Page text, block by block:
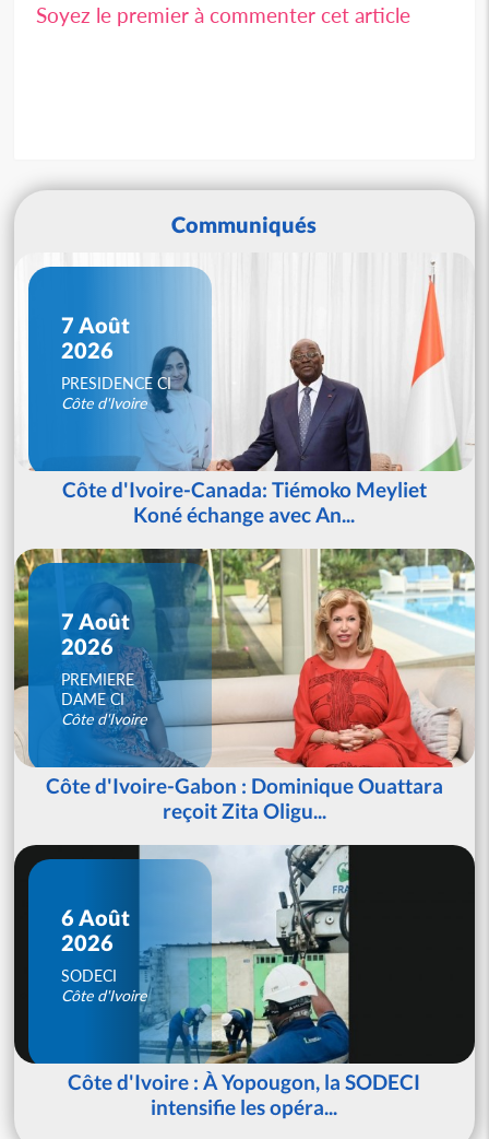
Soyez le premier à commenter cet article
Communiqués
7 Août
2026
PRESIDENCE CI
Côte d'Ivoire
Côte d'Ivoire-Canada: Tiémoko Meyliet
Koné échange avec An...
7 Août
2026
PREMIERE
DAME CI
Côte d'Ivoire
Côte d'Ivoire-Gabon : Dominique Ouattara
reçoit Zita Oligu...
6 Août
2026
SODECI
Côte d'Ivoire
Côte d'Ivoire : À Yopougon, la SODECI
intensifie les opéra...